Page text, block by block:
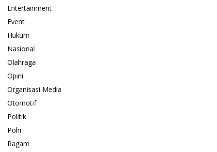
Entertainment
Event
Hukum
Nasional
Olahraga
Opini
Organisasi Media
Otomotif
Politik
Polri
Ragam